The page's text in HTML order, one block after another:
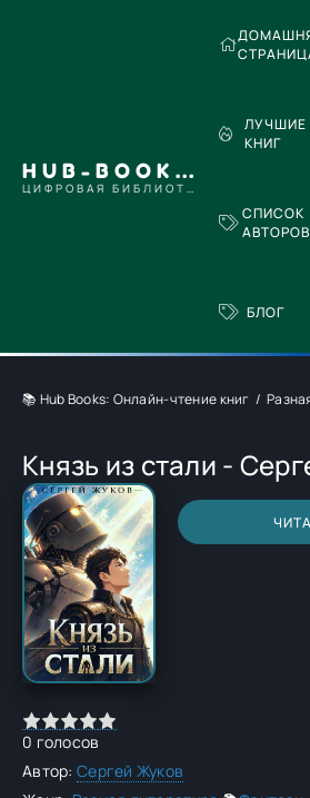
HUB-BOOKS.COM
ЦИФРОВАЯ БИБЛИОТЕКА
ЛУЧШИЕ
КНИГ
СПИСОК
АВТОРОВ
БЛОГ
📚 Hub Books: Онлайн-чтение книг
Князь из стали -
0 голосов
Автор: Сергей Жуков